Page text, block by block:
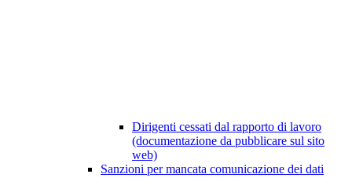
Dirigenti cessati dal rapporto di lavoro
(documentazione da pubblicare sul sito
web)
Sanzioni per mancata comunicazione dei dati